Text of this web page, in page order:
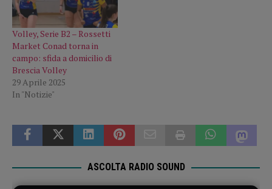
Volley, Serie B2 – Rossetti
Market Conad torna in
campo: sfida a domicilio di
Brescia Volley
29 Aprile 2025
In "Notizie"
ASCOLTA RADIO SOUND